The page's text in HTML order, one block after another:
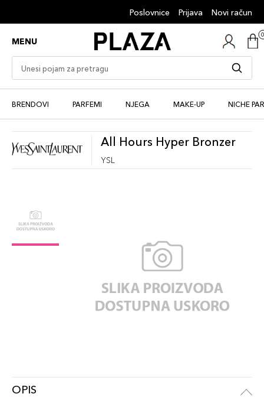
Poslovnice Prijava Novi račun
MENU
BRENDOVI PARFEMI NJEGA MAKE-UP NICHE
All Hours Hyper Bronzer
YSL
OPIS